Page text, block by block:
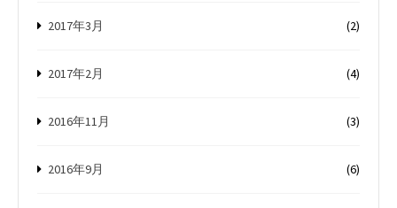
2017年3月 (2)
2017年2月 (4)
2016年11月 (3)
2016年9月 (6)